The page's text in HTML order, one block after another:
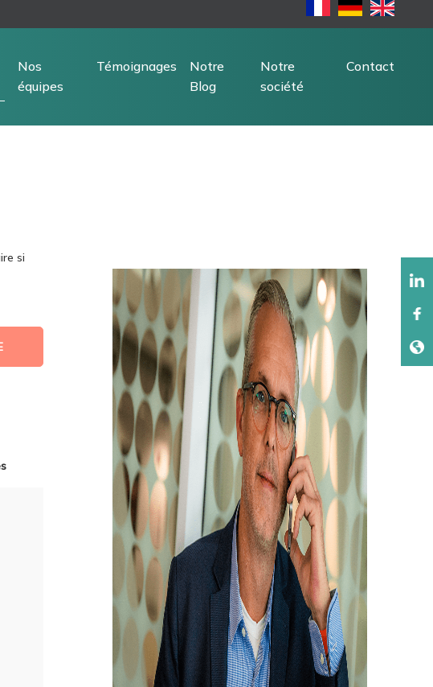
Nos
équipes
Témoignages
Notre
Blog
Notre
société
Contact
si